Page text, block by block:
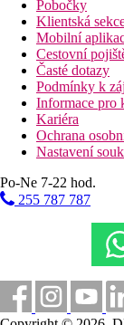
Pobočky
Klientská
Mobilní
Cestovní
Časté dotazy
Podmínky k
Informace pro
Kariéra
Ochrana
Nastavení
Po-Ne 7-22 hod.
255 787 787